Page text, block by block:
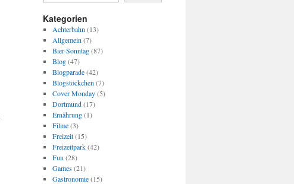
Kategorien
Achterbahn (13)
Allgemein (7)
Bier-Sonntag(87)
Blog(47)
Blogparade(42)
Blogstöckchen (7)
Cover Monday(5)
Dortmund(17)
Ernährung(1)
Filme(3)
Freizeit(15)
Freizeitpark(42)
Fun (28)
Games(21)
Gastronomie(15)